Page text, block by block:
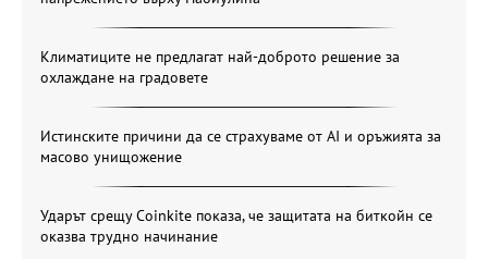
Климатиците не предлагат най-доброто решение за
охлаждане на градовете
Истинските причини да се страхуваме от AI и оръжията за
масово унищожение
Ударът срещу Coinkite показа, че защитата на биткойн се
оказва трудно начинание